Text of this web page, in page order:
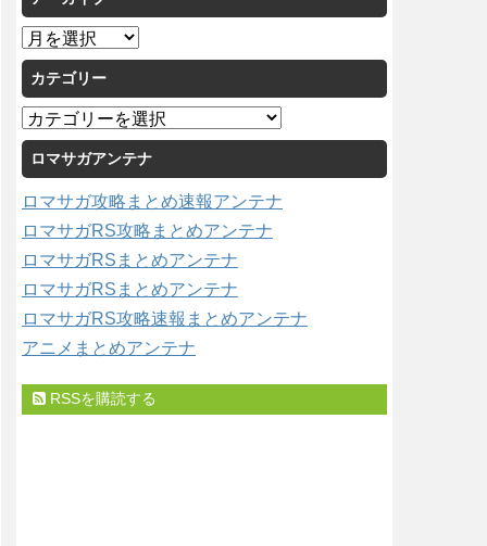
ア
ー
カ
イ
ブ
カテゴリー
カ
テ
ゴ
リ
ー
ロマサガアンテナ
ロマサガ攻略まとめ速報アンテナ
ロマサガRS攻略まとめアンテナ
ロマサガRSまとめアンテナ
ロマサガRSまとめアンテナ
ロマサガRS攻略速報まとめアンテナ
アニメまとめアンテナ
RSSを購読する